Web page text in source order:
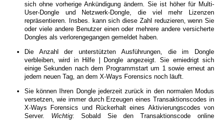
sich ohne vorherige Ankündigung ändern. Sie ist höher für Multi-
User-Dongle und Netzwerk-Dongle, die viel mehr Lizenzen
repräsentieren. Insbes. kann sich diese Zahl reduzieren, wenn Sie
oder viele andere Benutzer einen oder mehrere andere versicherte
Dongles als verlorengegangen gemeldet haben.
Die Anzahl der unterstützten Ausführungen, die im Dongle
verbleiben, wird in Hilfe | Dongle angezeigt. Sie erniedrigt sich
einige Sekunden nach dem Programmstart um 1 sowie erneut an
jedem neuen Tag, an dem X-Ways Forensics noch läuft.
Sie können Ihren Dongle jederzeit zurück in den normalen Modus
versetzen, wie immer durch Erzeugen eines Transaktionscodes in
X-Ways Forensics und Rückerhalt eines Aktivierungscodes von
Server. Wichtig: Sobald Sie den Transaktionscode online